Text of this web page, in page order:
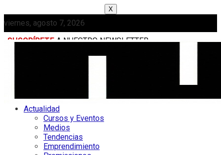
X
viernes, agosto 7, 2026
SUSCRÍBETE A NUESTRO NEWSLETTER
Actualidad
Cursos y Eventos
Medios
Tendencias
Emprendimiento